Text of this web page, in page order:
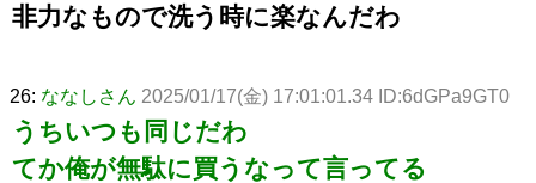
非力なもので洗う時に楽なんだわ
26: ななしさん 2025/01/17(金) 17:01:01.34 ID:6dGPa9GT0
うちいつも同じだわ
てか俺が無駄に買うなって言ってる